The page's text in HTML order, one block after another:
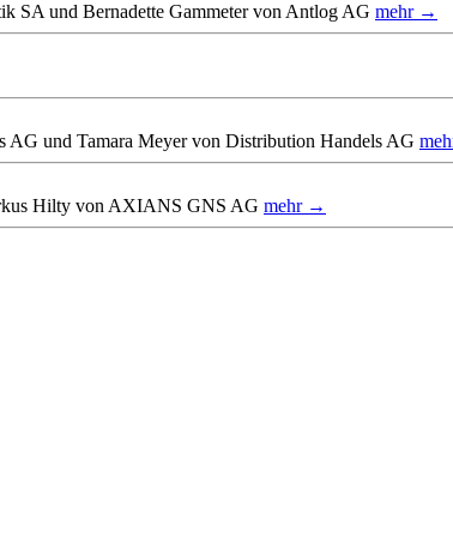
SA und Bernadette Gammeter von Antlog AG mehr →
AG und Tamara Meyer von Distribution Handels AG
Hilty von AXIANS GNS AG mehr →